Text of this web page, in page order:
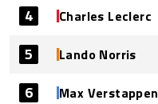
4 Charles Leclerc
5 Lando Norris
6 Max Verstappen